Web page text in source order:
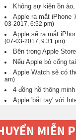
Không sự kiện ồn
Apple ra mắt iPhone
03-2017, 6:52 pm)
Apple sẽ ra mắt
(07-03-2017, 9:31 pm)
Bên trong Apple
Nếu Apple bỏ cổng
Apple Watch sẽ có
am)
4 đồng hồ thông
Apple 'bắt tay' với